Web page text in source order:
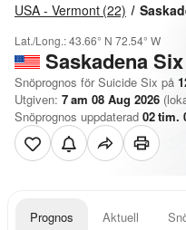
USA - Vermont (22)
Lat./Long.:43.66° N 72.54° W
Saskadena Six
Snöprognos för Suicide Six på
Utgiven: 7 am 08 Aug 2026
Snöprognos uppdaterad 02tim.
Prognos Aktuell